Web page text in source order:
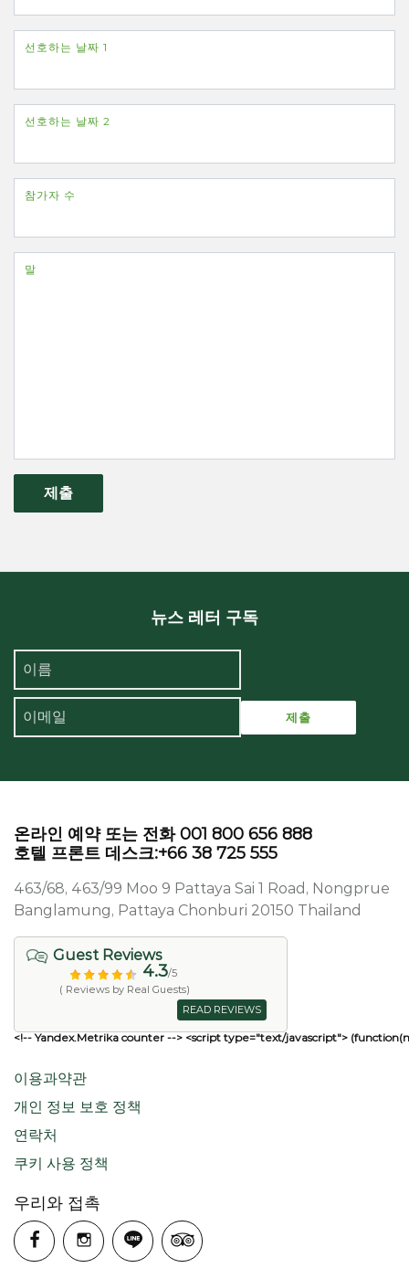
선호하는 날짜 1
선호하는 날짜 2
참가자 수
말
제출
뉴스 레터 구독
온라인 예약 또는 전화 001 800 656 888
호텔 프론트 데스크:+66 38 725 555
463/68, 463/99 Moo 9 Pattaya Sai 1 Road, Nongprue
Banglamung, Pattaya Chonburi 20150 Thailand
Guest Reviews
4.3/5
( Reviews by Real Guests)
READ REVIEWS
<!-- Yandex.Metrika counter --> <script type="text/javascript">
이용과약관
개인 정보 보호 정책
연락처
쿠키 사용 정책
우리와 접촉